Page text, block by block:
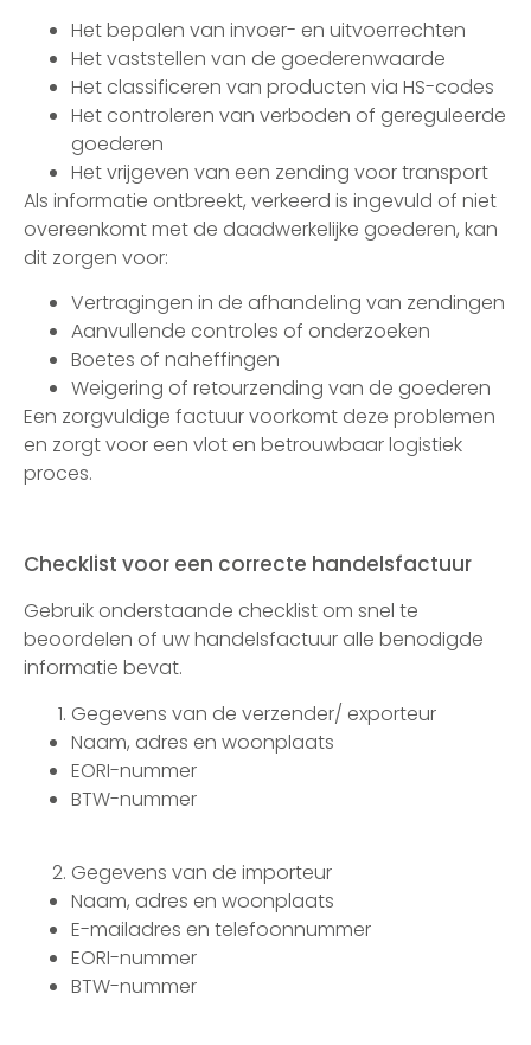
Het bepalen van invoer- en uitvoerrechten
Het vaststellen van de goederenwaarde
Het classificeren van producten via HS-codes
Het controleren van verboden of gereguleerde
goederen
Het vrijgeven van een zending voor transport
Als informatie ontbreekt, verkeerd is ingevuld of niet
overeenkomt met de daadwerkelijke goederen, kan
dit zorgen voor:
Vertragingen in de afhandeling van zendingen
Aanvullende controles of onderzoeken
Boetes of naheffingen
Weigering of retourzending van de goederen
Een zorgvuldige factuur voorkomt deze problemen
en zorgt voor een vlot en betrouwbaar logistiek
proces.
Checklist voor een correcte handelsfactuur
Gebruik onderstaande checklist om snel te
beoordelen of uw handelsfactuur alle benodigde
informatie bevat.
Gegevens van de verzender/ exporteur
Naam, adres en woonplaats
EORI-nummer
BTW-nummer
Gegevens van de importeur
Naam, adres en woonplaats
E-mailadres en telefoonnummer
EORI-nummer
BTW-nummer